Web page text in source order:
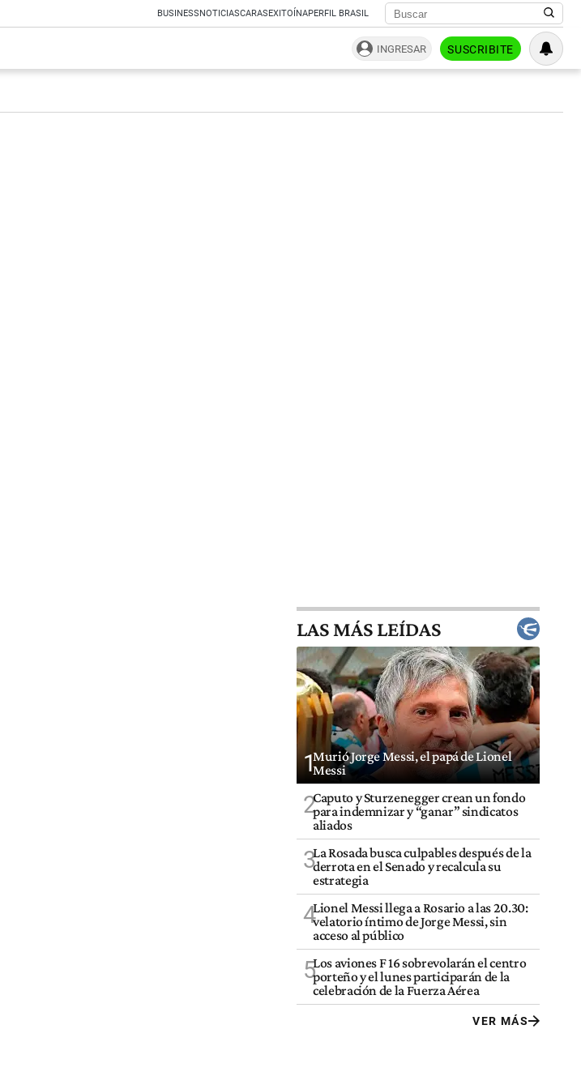
BUSINESSNOTICIASCARASEXITOÍNAPERFIL BRASIL
INGRESAR SUSCRIBITE
LAS MÁS LEÍDAS
1Murió Jorge Messi, el papá de Lionel
Messi
2Caputo y Sturzenegger crean un fondo
para indemnizar y “ganar” sindicatos
aliados
3La Rosada busca culpables después de la
derrota en el Senado y recalcula su
estrategia
4Lionel Messi llega a Rosario a las 20.30:
velatorio íntimo de Jorge Messi, sin
acceso al público
5Los aviones F 16 sobrevolarán el centro
porteño y el lunes participarán de la
celebración de la Fuerza Aérea
VER MÁS